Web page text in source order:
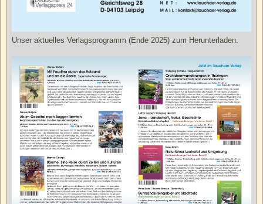
Unser aktuelles Verlagsprogramm (Ende 2025) zum Herunterladen.